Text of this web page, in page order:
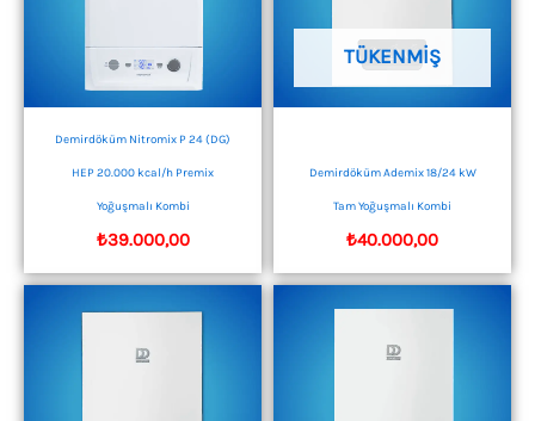
Demirdöküm Nitromix P 24 (DG)
HEP 20.000 kcal/h Premix
Yoğuşmalı Kombi
₺39.000,00
TÜKENMIŞ
Demirdöküm Ademix 18/24 kW
Tam Yoğuşmalı Kombi
₺40.000,00